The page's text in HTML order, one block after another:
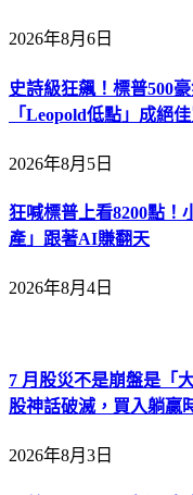
2026年8月6日
史詩級狂飆！標普500
「Leopold低點」成絕
2026年8月5日
狂喊標普上看8200點！
產」跟著AI賺翻天
2026年8月4日
7 月股災不是崩盤是「
股神話破滅，買入躺贏
2026年8月3日